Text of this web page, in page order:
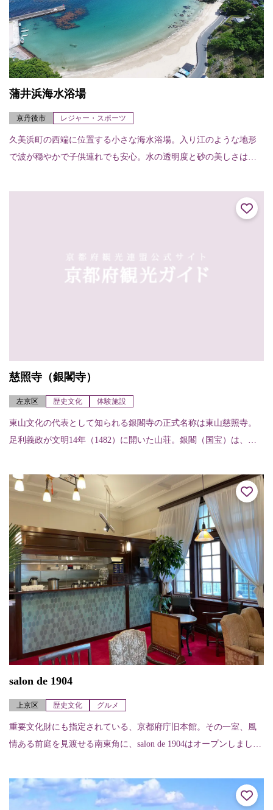
蒲井浜海水浴場
京丹後市 レジャー・スポーツ
久美浜町の西端に位置する小さな海水浴場。入り江のような地形
で波が穏やかで子供連れでも安心。水の透明度と砂の美しさは定
慈照寺（銀閣寺）
左京区 歴史文化 体験施設
東山文化の代表として知られる銀閣寺の正式名称は東山慈照寺。
足利義政が文明14年（1482）に開いた山荘。銀閣（国宝）は、観
庭園は国の特別...
salon de 1904
上京区 歴史文化 グルメ
重要文化財にも指定されている、京都府庁旧本館。その一室、風
情ある前庭を見渡せる南東角に、salon de 1904はオープンしまし
まま活...